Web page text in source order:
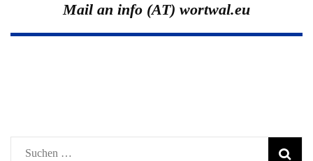
Mail an info (AT) wortwal.eu
Suchen